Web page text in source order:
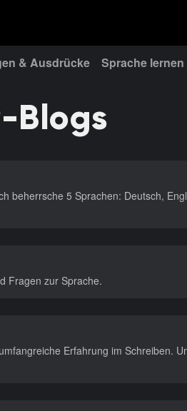
& Ausdrücke Sprache lernen
Blogs
beherrsche 5 Sprachen: Deutsch,
Fragen zur Sprache.
Erfahrung im Schreiben.